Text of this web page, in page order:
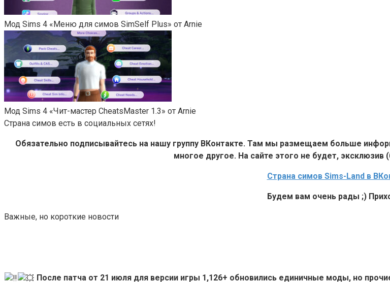
Мод Sims 4 «Меню для симов SimSelf Plus» от Arnie
Мод Sims 4 «Чит-мастер CheatsMaster 1.3» от Arnie
Страна симов есть в социальных сетях!
Обязательно подписывайтесь на нашу группу ВКонтакте. Там мы размещаем больше
многое другое. На сайте этого не будет, эксклюзив
Страна симов Sims-Land в
Будем вам очень рады ;)
Важные, но короткие новости
После патча от 21 июля для версии игры 1,126+ обновились единичные моды, но